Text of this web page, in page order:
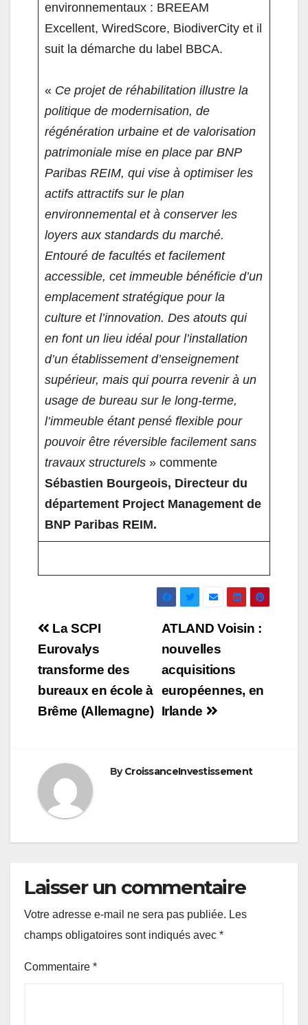
environnementaux : BREEAM
Excellent, WiredScore, BiodiverCity et il
suit la démarche du label BBCA.
« Ce projet de réhabilitation illustre la
politique de modernisation, de
régénération urbaine et de valorisation
patrimoniale mise en place par BNP
Paribas REIM, qui vise à optimiser les
actifs attractifs sur le plan
environnemental et à conserver les
loyers aux standards du marché.
Entouré de facultés et facilement
accessible, cet immeuble bénéficie d’un
emplacement stratégique pour la
culture et l’innovation. Des atouts qui
en font un lieu idéal pour l’installation
d’un établissement d’enseignement
supérieur, mais qui pourra revenir à un
usage de bureau sur le long-terme,
l’immeuble étant pensé flexible pour
pouvoir être réversible facilement sans
travaux structurels » commente
Sébastien Bourgeois, Directeur du
département Project Management de
BNP Paribas REIM.
Navigation
de
l’article
ATLAND Voisin :
nouvelles
acquisitions
européennes, en
Irlande
La SCPI
Eurovalys
transforme des
bureaux en école à
Brême (Allemagne)
ByCroissanceInvestissement
Laisser un commentaire
Votre adresse e-mail ne sera pas publiée. Les
champs obligatoires sont indiqués avec *
Commentaire *